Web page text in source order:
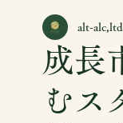
食の科学 カクテ
成長
むス
alt-alc,ltd.